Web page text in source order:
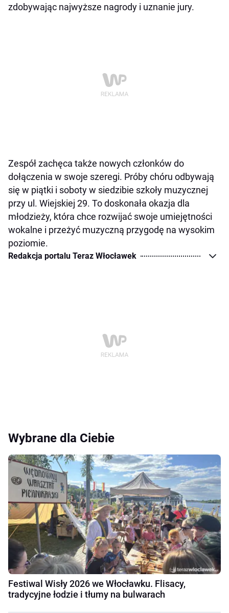
zdobywając najwyższe nagrody i uznanie jury.
Zespół zachęca także nowych członków do
dołączenia w swoje szeregi. Próby chóru odbywają
się w piątki i soboty w siedzibie szkoły muzycznej
przy ul. Wiejskiej 29. To doskonała okazja dla
młodzieży, która chce rozwijać swoje umiejętności
wokalne i przeżyć muzyczną przygodę na wysokim
poziomie.
Redakcja portalu Teraz Włocławek
Wybrane dla Ciebie
Festiwal Wisły 2026 we Włocławku. Flisacy,
tradycyjne łodzie i tłumy na bulwarach